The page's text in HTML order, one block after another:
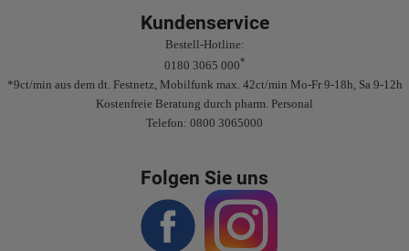
Kundenservice
Bestell-Hotline:
0180 3065 000*
*9ct/min aus dem dt. Festnetz, Mobilfunk max. 42ct/min Mo-Fr 9-18h, Sa 9-12h
Kostenfreie Beratung durch pharm. Personal
Telefon: 0800 3065000
Folgen Sie uns